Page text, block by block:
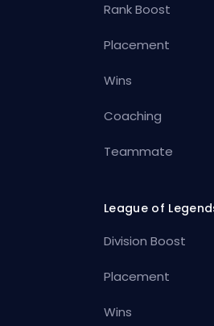
Rank Boost
Placement
Wins
Coaching
Teammate
League of
Division Boost
Placement
Wins